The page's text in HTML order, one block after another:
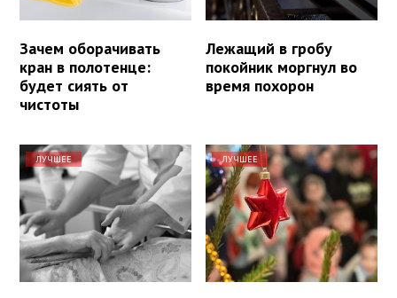
Зачем оборачивать
кран в полотенце:
будет сиять от
чистоты
Лежащий в гробу
покойник моргнул во
время похорон
ЛУЧШЕЕ ЛУЧШЕЕ